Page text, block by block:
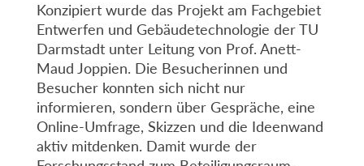
Konzipiert wurde das Projekt am Fachgebiet
Entwerfen und Gebäudetechnologie der TU
Darmstadt unter Leitung von Prof. Anett-
Maud Joppien. Die Besucherinnen und
Besucher konnten sich nicht nur
informieren, sondern über Gespräche, eine
Online-Umfrage, Skizzen und die Ideenwand
aktiv mitdenken. Damit wurde der